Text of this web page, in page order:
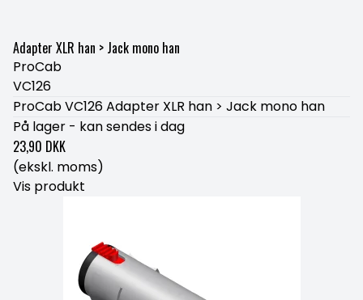
Adapter XLR han > Jack mono han
ProCab
VC126
ProCab VC126 Adapter XLR han > Jack mono han
På lager - kan sendes i dag
23,90 DKK
(ekskl. moms)
Vis produkt